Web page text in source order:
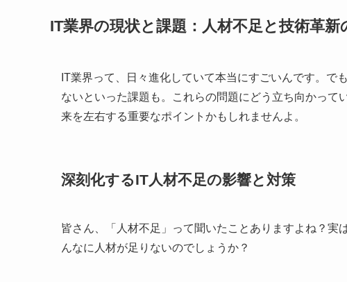
IT業界の現状と課題：人材不足と技術革新
IT業界って、日々進化していて本当にすごいんです。で
ないといった課題も。これらの問題にどう立ち向かっ
来を左右する重要なポイントかもしれませんよ。
深刻化するIT人材不足の影響と対策
皆さん、「人材不足」って聞いたことありますよね？実
んなに人材が足りないのでしょうか？